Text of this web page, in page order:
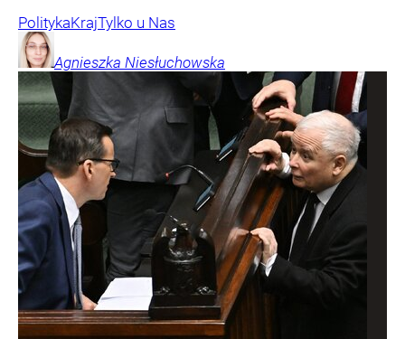
PolitykaKrajTylko u Nas
Agnieszka Niesłuchowska